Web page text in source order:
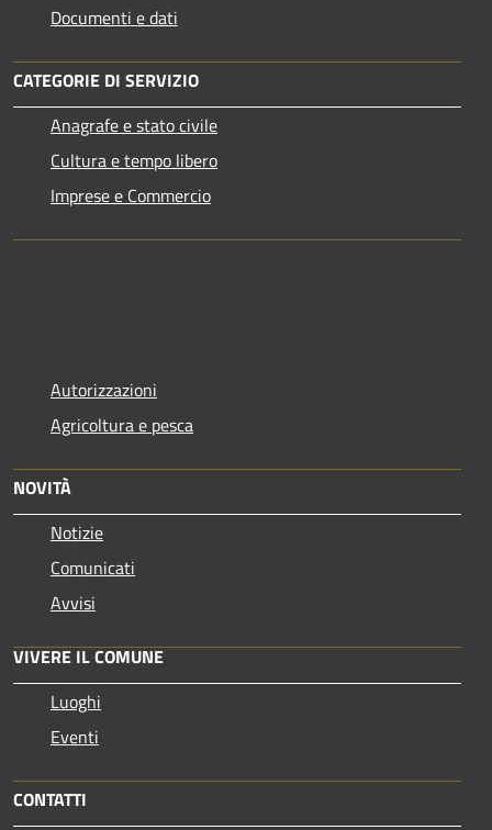
Documenti e dati
CATEGORIE DI SERVIZIO
Anagrafe e stato civile
Cultura e tempo libero
Imprese e Commercio
Autorizzazioni
Agricoltura e pesca
NOVITÀ
Notizie
Comunicati
Avvisi
VIVERE IL COMUNE
Luoghi
Eventi
CONTATTI